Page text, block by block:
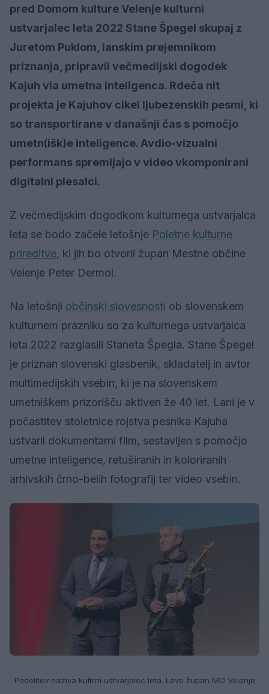
pred Domom kulture Velenje kulturni
ustvarjalec leta 2022 Stane Špegel skupaj z
Juretom Puklom, lanskim prejemnikom
priznanja, pripravil večmedijski dogodek
Kajuh via umetna inteligenca. Rdeča nit
projekta je Kajuhov cikel ljubezenskih pesmi, ki
so transportirane v današnji čas s pomočjo
umetn(išk)e inteligence. Avdio-vizualni
performans spremljajo v video vkomponirani
digitalni plesalci.
Z večmedijskim dogodkom kulturnega ustvarjalca
leta se bodo začele letošnje Poletne kulturne
prireditve, ki jih bo otvoril župan Mestne občine
Velenje Peter Dermol.
Na letošnji občinski slovesnosti ob slovenskem
kulturnem prazniku so za kulturnega ustvarjalca
leta 2022 razglasili Staneta Špegla. Stane Špegel
je priznan slovenski glasbenik, skladatelj in avtor
multimedijskih vsebin, ki je na slovenskem
umetniškem prizorišču aktiven že 40 let. Lani je v
počastitev stoletnice rojstva pesnika Kajuha
ustvaril dokumentarni film, sestavljen s pomočjo
umetne inteligence, retuširanih in koloriranih
arhivskih črno-belih fotografij ter video vsebin.
Podelitev naziva kultrni ustvarjalec leta. Levo župan MO Velenje